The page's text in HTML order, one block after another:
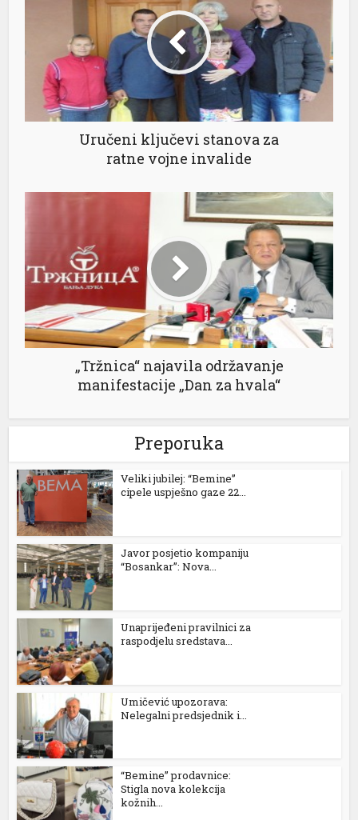
Uručeni ključevi stanova za
ratne vojne invalide
„Tržnica“ najavila održavanje
manifestacije „Dan za hvala“
Preporuka
Veliki jubilej: “Bemine”
cipele uspješno gaze 22...
Javor posjetio kompaniju
“Bosankar”: Nova...
Unaprijeđeni pravilnici za
raspodjelu sredstava...
Umičević upozorava:
Nelegalni predsjednik i...
“Bemine” prodavnice:
Stigla nova kolekcija
kožnih...